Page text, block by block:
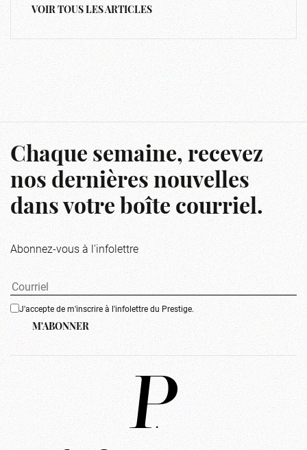
VOIR TOUS LES ARTICLES
Chaque semaine, recevez
nos dernières nouvelles
dans votre boîte courriel.
Abonnez-vous à l'infolettre
J'accepte de m'inscrire à l'infolettre du Prestige.
M'ABONNER